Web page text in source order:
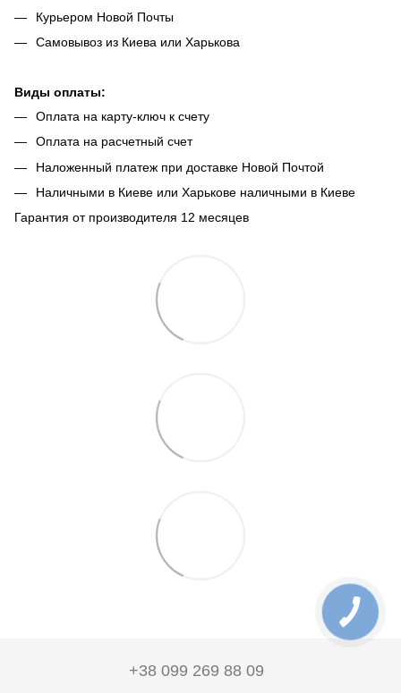
Курьером Новой Почты
Самовывоз из Киева или Харькова
Виды оплаты:
Оплата на карту-ключ к счету
Оплата на расчетный счет
Наложенный платеж при доставке Новой Почтой
Наличными в Киеве или Харькове наличными в Киеве
Гарантия от производителя 12 месяцев
+38 099 269 88 09